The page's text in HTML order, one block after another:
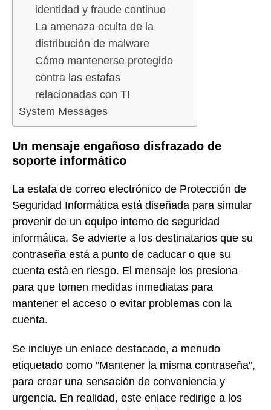
identidad y fraude continuo
La amenaza oculta de la
distribución de malware
Cómo mantenerse protegido
contra las estafas
relacionadas con TI
System Messages
Un mensaje engañoso disfrazado de
soporte informático
La estafa de correo electrónico de Protección de
Seguridad Informática está diseñada para simular
provenir de un equipo interno de seguridad
informática. Se advierte a los destinatarios que su
contraseña está a punto de caducar o que su
cuenta está en riesgo. El mensaje los presiona
para que tomen medidas inmediatas para
mantener el acceso o evitar problemas con la
cuenta.
Se incluye un enlace destacado, a menudo
etiquetado como "Mantener la misma contraseña",
para crear una sensación de conveniencia y
urgencia. En realidad, este enlace redirige a los